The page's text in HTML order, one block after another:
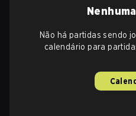
Não há partidas sendo
calendário para